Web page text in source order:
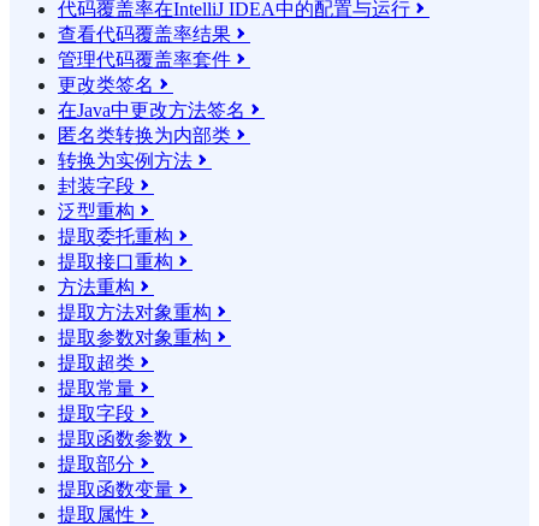
代码覆盖率在IntelliJ IDEA中的配置与运行 
查看代码覆盖率结果 
管理代码覆盖率套件 
更改类签名 
在Java中更改方法签名 
匿名类转换为内部类 
转换为实例方法 
封装字段 
泛型重构 
提取委托重构 
提取接口重构 
方法重构 
提取方法对象重构 
提取参数对象重构 
提取超类 
提取常量 
提取字段 
提取函数参数 
提取部分 
提取函数变量 
提取属性 